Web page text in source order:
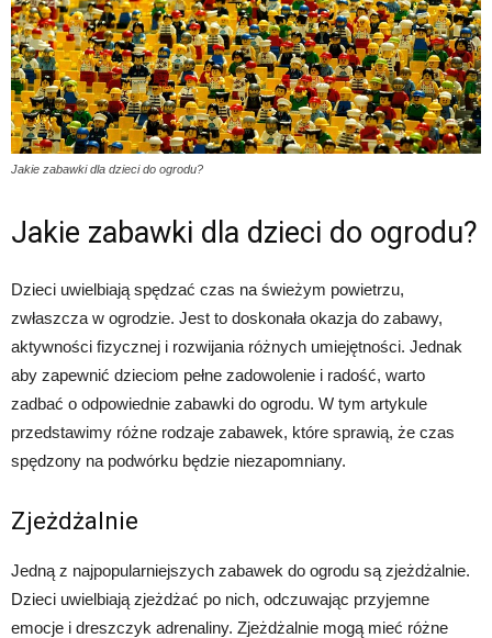
Jakie zabawki dla dzieci do ogrodu?
Jakie zabawki dla dzieci do ogrodu?
Dzieci uwielbiają spędzać czas na świeżym powietrzu,
zwłaszcza w ogrodzie. Jest to doskonała okazja do zabawy,
aktywności fizycznej i rozwijania różnych umiejętności. Jednak
aby zapewnić dzieciom pełne zadowolenie i radość, warto
zadbać o odpowiednie zabawki do ogrodu. W tym artykule
przedstawimy różne rodzaje zabawek, które sprawią, że czas
spędzony na podwórku będzie niezapomniany.
Zjeżdżalnie
Jedną z najpopularniejszych zabawek do ogrodu są zjeżdżalnie.
Dzieci uwielbiają zjeżdżać po nich, odczuwając przyjemne
emocje i dreszczyk adrenaliny. Zjeżdżalnie mogą mieć różne